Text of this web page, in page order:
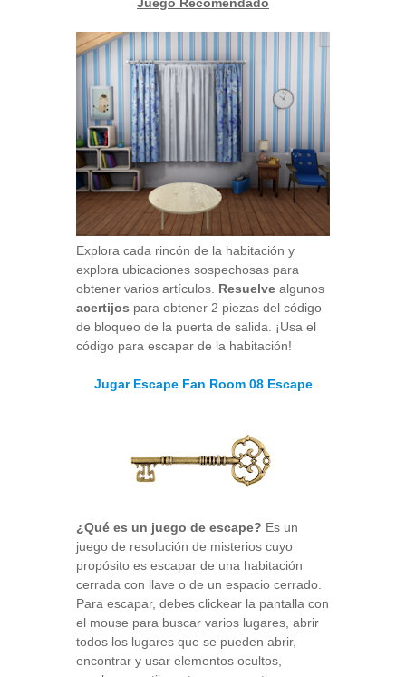
Juego Recomendado
Explora cada rincón de la habitación y
explora ubicaciones sospechosas para
obtener varios artículos. Resuelve algunos
acertijos para obtener 2 piezas del código
de bloqueo de la puerta de salida. ¡Usa el
código para escapar de la habitación!
Jugar Escape Fan Room 08 Escape
¿Qué es un juego de escape? Es un
juego de resolución de misterios cuyo
propósito es escapar de una habitación
cerrada con llave o de un espacio cerrado.
Para escapar, debes clickear la pantalla con
el mouse para buscar varios lugares, abrir
todos los lugares que se pueden abrir,
encontrar y usar elementos ocultos,